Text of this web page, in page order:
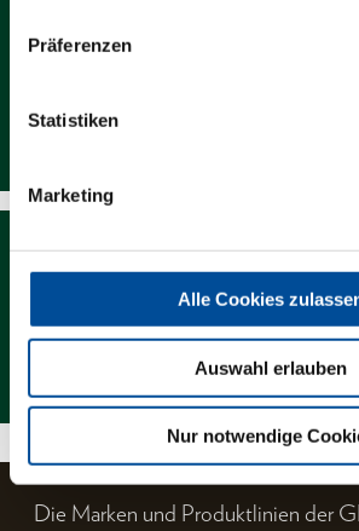
Präferenzen
Statistiken
Marketing
Alle Cookies
Auswahl erlauben
Nur notwendige
Magazin
Die Marken und Produktlinien der